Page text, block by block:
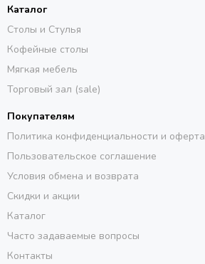
Каталог
Столы и Стулья
Кофейные столы
Мягкая мебель
Торговый зал (sale)
Покупателям
Политика конфиденциальности и оферта
Пользовательское соглашение
Условия обмена и возврата
Скидки и акции
Каталог
Часто задаваемые вопросы
Контакты